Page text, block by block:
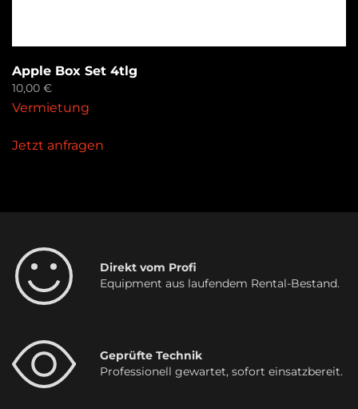
Apple Box Set 4tlg
10,00 €
Vermietung
Jetzt anfragen
Direkt vom Profi
Equipment aus laufendem Rental-Bestand.
Geprüfte Technik
Professionell gewartet, sofort einsatzbereit.